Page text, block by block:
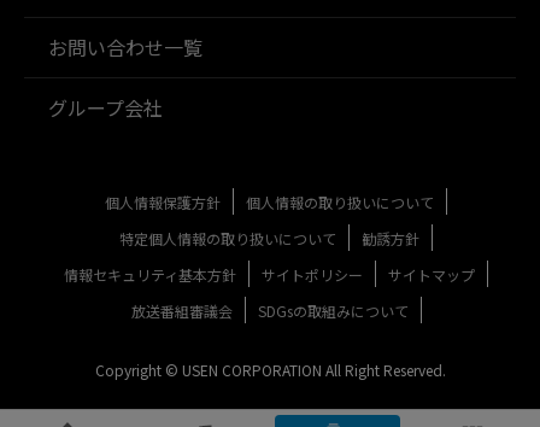
お問い合わせ一覧
グループ会社
個人情報保護方針
個人情報の取り扱いについて
特定個人情報の取り扱いについて
勧誘方針
情報セキュリティ基本方針
サイトポリシー
サイトマップ
放送番組審議会
SDGsの取組みについて
Copyright © USEN CORPORATION All Right Reserved.